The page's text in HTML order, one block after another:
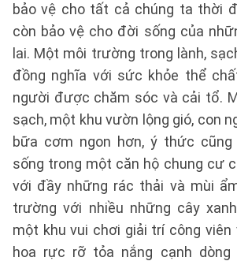
bảo vệ cho tất cả chúng ta thời
còn bảo vệ cho đời sống của
lai. Một môi trường trong lành,
đồng nghĩa với sức khỏe thể
người được chăm sóc và cải tổ.
sạch, một khu vườn lộng gió, con
bữa cơm ngon hơn, ý thức
sống trong một căn hộ chung cư
với đầy những rác thải và mùi
trường với nhiều những cây
một khu vui chơi giải trí công viên
hoa rực rỡ tỏa nắng cạnh dòng